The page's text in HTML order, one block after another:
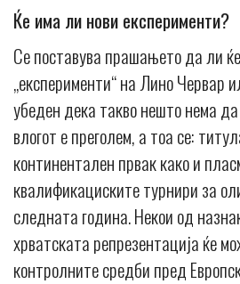
Ќе има ли нови експерименти?
Се поставува прашањето да ли
„експерименти“ на Лино Червар
убеден дека такво нешто нема
влогот е преголем, а тоа се:
континентален првак како и
квалификациските турнири за
следната година. Некои од
хрватската репрезентација ќе
контролните средби пред